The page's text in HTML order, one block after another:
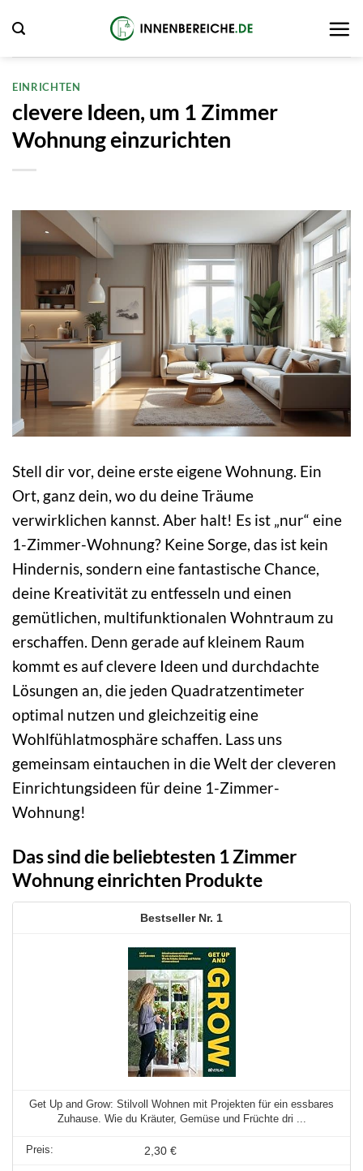
Inhalt
springen
EINRICHTEN
clevere Ideen, um 1 Zimmer
Wohnung einzurichten
Stell dir vor, deine erste eigene Wohnung. Ein
Ort, ganz dein, wo du deine Träume
verwirklichen kannst. Aber halt! Es ist „nur“ eine
1-Zimmer-Wohnung? Keine Sorge, das ist kein
Hindernis, sondern eine fantastische Chance,
deine Kreativität zu entfesseln und einen
gemütlichen, multifunktionalen Wohntraum zu
erschaffen. Denn gerade auf kleinem Raum
kommt es auf clevere Ideen und durchdachte
Lösungen an, die jeden Quadratzentimeter
optimal nutzen und gleichzeitig eine
Wohlfühlatmosphäre schaffen. Lass uns
gemeinsam eintauchen in die Welt der cleveren
Einrichtungsideen für deine 1-Zimmer-
Wohnung!
Das sind die beliebtesten 1 Zimmer
Wohnung einrichten Produkte
1
Get Up and Grow: Stilvoll Wohnen mit Projekten für ein essbares
Zuhause. Wie du Kräuter, Gemüse und Früchte dri ...
2,30 €